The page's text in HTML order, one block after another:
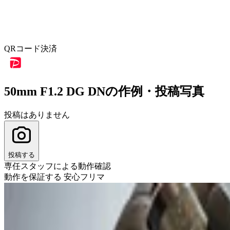
QRコード決済
50mm F1.2 DG DNの作例・投稿写真
投稿はありません
投稿する
専任スタッフによる動作確認
動作を保証する 安心フリマ